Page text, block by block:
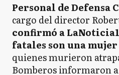
Personal de Defensa
cargo del director
confirmó a
fatales son una mujer
quienes murieron
Bomberos informaron